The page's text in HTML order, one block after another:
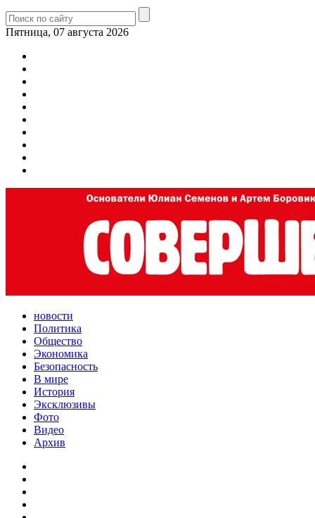
Пятница, 07 августа 2026
новости
Политика
Общество
Экономика
Безопасность
В мире
История
Эксклюзивы
Фото
Видео
Архив